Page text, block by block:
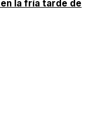
la fría tarde de